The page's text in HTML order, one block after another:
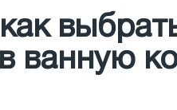
как
ванную